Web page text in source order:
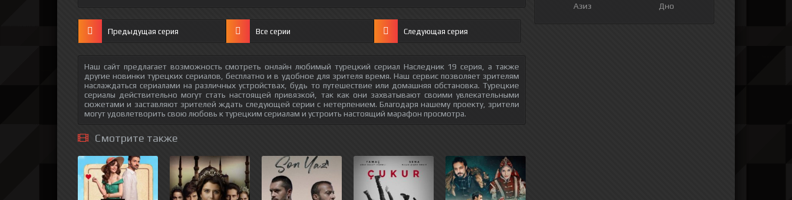
Азиз Дно
Предыдущая серия Все серии Следующая серия
Наш сайт предлагает возможность смотреть онлайн любимый турецкий сериал Наследник 19 серия, а также
другие новинки турецких сериалов, бесплатно и в удобное для зрителя время. Наш сервис позволяет зрителям
наслаждаться сериалами на различных устройствах, будь то путешествие или домашняя обстановка. Турецкие
сериалы действительно могут стать настоящей привязкой, так как они захватывают своими увлекательными
сюжетами и заставляют зрителей ждать следующей серии с нетерпением. Благодаря нашему проекту, зрители
могут удовлетворить свою любовь к турецким сериалам и устроить настоящий марафон просмотра.
Смотрите также